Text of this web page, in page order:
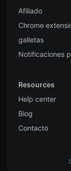
Afiliado
Chrome
galletas
Notificaciones
Resources
Help center
Blog
Contacto